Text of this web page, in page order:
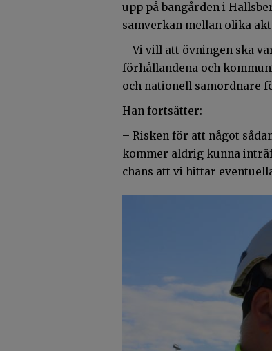
upp på bangården i
samverkan mellan olika
– Vi vill att övningen ska
förhållandena och
och nationell samordnare
Han fortsätter:
– Risken för att något
kommer aldrig kunna
chans att vi hittar